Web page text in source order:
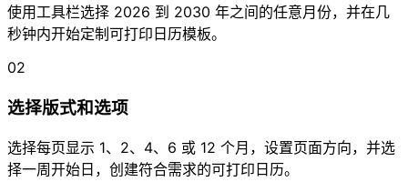
使用工具栏选择 2026 到 2030 年之间的任意月份，并在几
秒钟内开始定制可打印日历模板。
02
选择版式和选项
选择每页显示 1、2、4、6 或 12 个月，设置页面方向，并选
择一周开始日，创建符合需求的可打印日历。